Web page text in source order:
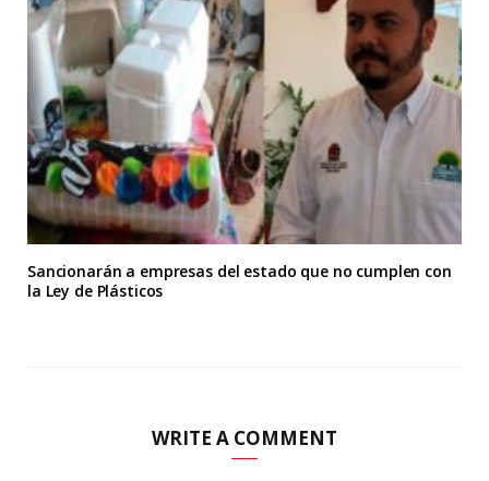
Sancionarán a empresas del estado que no cumplen con
la Ley de Plásticos
WRITE A COMMENT